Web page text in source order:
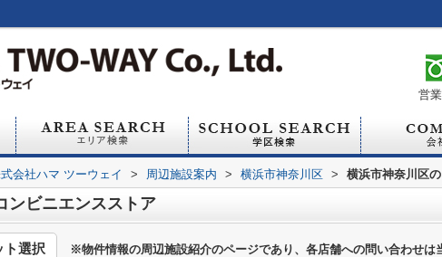
営
会社ハマ ツーウェイ > 周辺施設案内 > 横浜市神奈川区 > 横浜市神奈川区
ンビニエンスストア
※物件情報の周辺施設紹介のページであり、各店舗への問い合わせは
ト選択